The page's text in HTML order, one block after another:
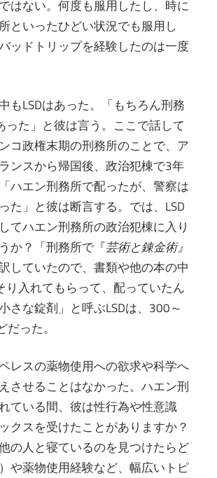
はない。何度も服用したし、時に
といったひどい状況でも服用し
ッドトリップを経験したのは一度
もLSDはあった。「もちろん刑務
った」と彼は言う。ここで話して
コ政権末期の刑務所のことで、ア
ンスから帰国後、政治犯棟で3年
ハエン刑務所で配ったが、警察は
た」と彼は断言する。では、LSD
てハエン刑務所の政治犯棟に入り
か？「刑務所で『芸術と錬金術』
していたので、書類や他の本の中
り入れてもらって、配っていたん
さな錠剤」と呼ぶLSDは、300～
った。
レスの薬物使用への欲求や科学へ
させることはなかった。ハエン刑
ている間、彼は性行為や性意識
クスを受けたことがありますか？
の人と寝ているのを見つけたらど
や薬物使用経験など、幅広いトピ